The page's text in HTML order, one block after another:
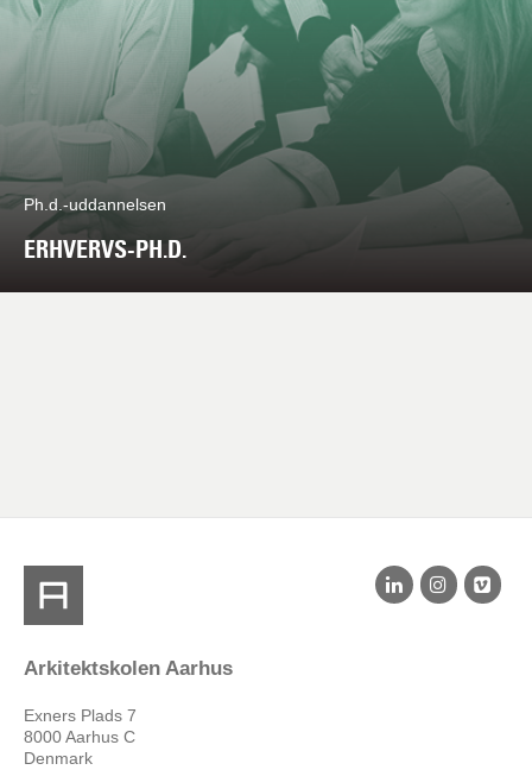
Ph.d.-uddannelsen
ERHVERVS-PH.D.
Arkitektskolen Aarhus
Exners Plads 7
8000 Aarhus C
Denmark